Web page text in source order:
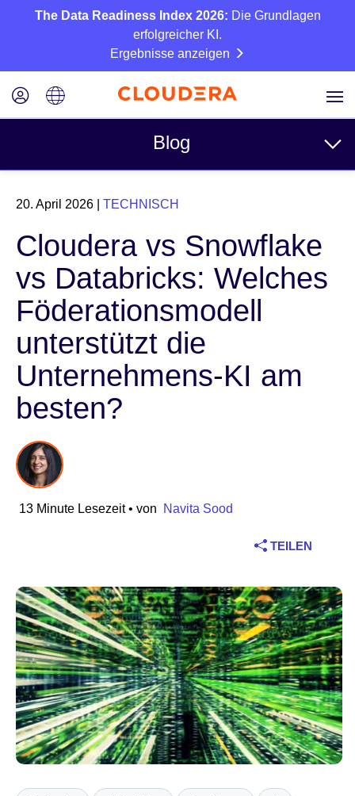
The Data Readiness Index 2026: Die Grundlagen
erfolgreicher KI.
Ergebnisse anzeigen
Blog
Themen
Business
Technisch
Partner
Branche
Finanzdienstleistungen
Produktion
Versicherungen
Technologie
Öffentlicher Sektor
Gesundheitswesen
Bildung
Newsroom
20. April 2026 TECHNISCH
Cloudera vs Snowflake
vs Databricks: Welches
Föderationsmodell
unterstützt die
Unternehmens-KI am
besten?
13 Minute Lesezeit• von Navita Sood
TEILEN